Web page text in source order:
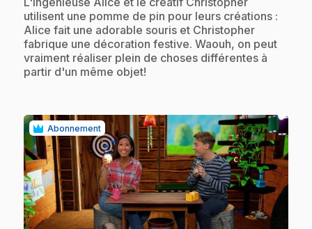
utilisent une pomme de pin pour leurs créations :
Alice fait une adorable souris et Christopher
fabrique une décoration festive. Waouh, on peut
vraiment réaliser plein de choses différentes à
partir d'un même objet!
Abonnement